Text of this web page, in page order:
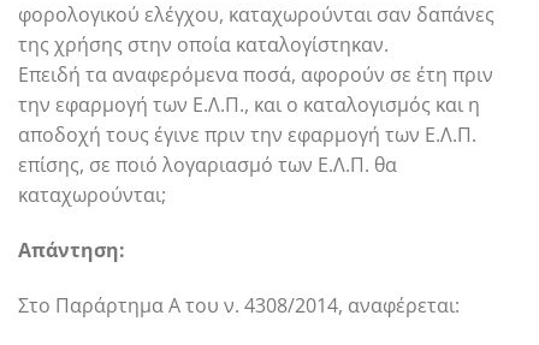
φορολογικού ελέγχου, καταχωρούνται σαν δαπάνες
της χρήσης στην οποία καταλογίστηκαν.
Επειδή τα αναφερόμενα ποσά, αφορούν σε έτη πριν
την εφαρμογή των Ε.Λ.Π., και ο καταλογισμός και η
αποδοχή τους έγινε πριν την εφαρμογή των Ε.Λ.Π.
επίσης, σε ποιό λογαριασμό των Ε.Λ.Π. θα
καταχωρούνται;
Απάντηση:
Στο Παράρτημα Α του ν. 4308/2014, αναφέρεται: